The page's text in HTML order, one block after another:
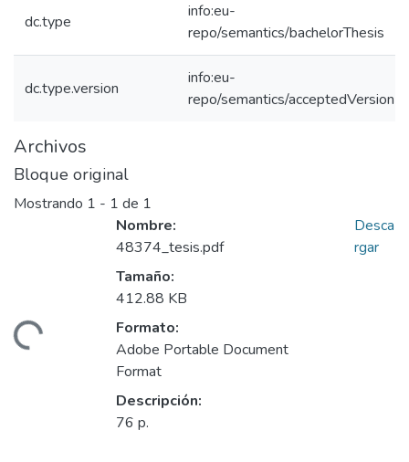
dc.type
info:eu-
repo/semantics/bachelorThesis
dc.type.version
info:eu-
repo/semantics/acceptedVersion
Archivos
Bloque original
Mostrando 1 - 1 de 1
Nombre:
48374_tesis.pdf
Tamaño:
412.88 KB
Formato:
Adobe Portable Document
Format
Descripción:
76 p.
Desca
rgar